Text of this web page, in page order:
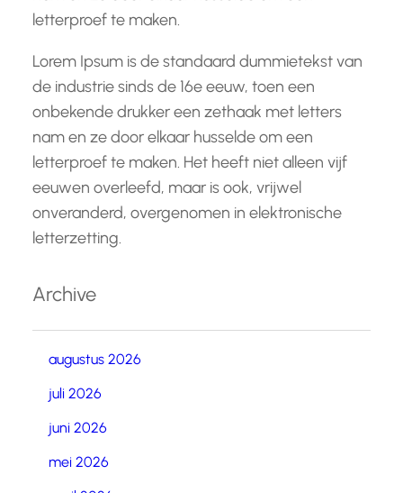
letterproef te maken.
Lorem Ipsum is de standaard dummietekst van
de industrie sinds de 16e eeuw, toen een
onbekende drukker een zethaak met letters
nam en ze door elkaar husselde om een
letterproef te maken. Het heeft niet alleen vijf
eeuwen overleefd, maar is ook, vrijwel
onveranderd, overgenomen in elektronische
letterzetting.
Archive
augustus 2026
juli 2026
juni 2026
mei 2026